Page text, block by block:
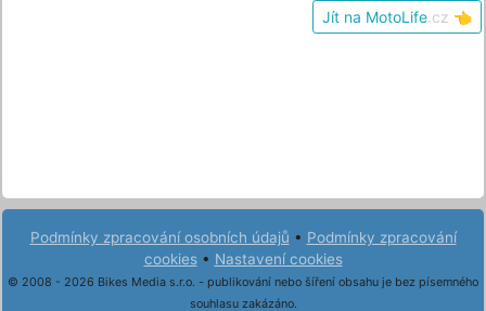
Jít na MotoLife .cz 👈
Podmínky zpracování osobních údajů • Podmínky zpracování
cookies• Nastavení cookies
© 2008 - 2026 Bikes Media s.r.o. - publikování nebo šíření obsahu je bez písemného
souhlasu zakázáno.